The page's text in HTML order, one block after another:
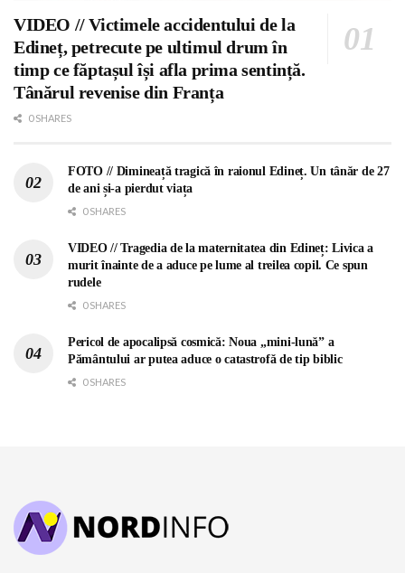
VIDEO // Victimele accidentului de la
Edineț, petrecute pe ultimul drum în
timp ce făptașul își afla prima sentință.
Tânărul revenise din Franța
0 SHARES
FOTO // Dimineață tragică în raionul Edineț. Un tânăr de 27
de ani și-a pierdut viața
0 SHARES
VIDEO // Tragedia de la maternitatea din Edineț: Livica a
murit înainte de a aduce pe lume al treilea copil. Ce spun
rudele
0 SHARES
Pericol de apocalipsă cosmică: Noua „mini-lună” a
Pământului ar putea aduce o catastrofă de tip biblic
0 SHARES